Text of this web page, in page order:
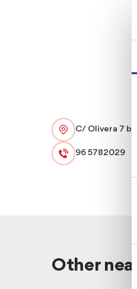
C/ Olivera 7
96 5782029
Other